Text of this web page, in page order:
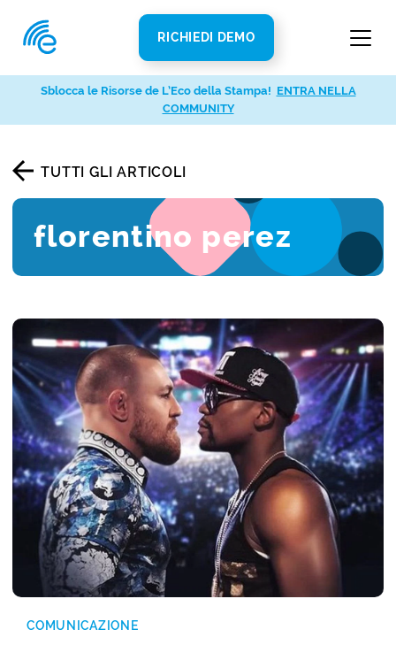
RICHIEDI DEMO
TUTTI GLI ARTICOLI
florentino perez
COMUNICAZIONE
Sblocca le Risorse de L’Eco della Stampa! ENTRA NELLA
COMMUNITY